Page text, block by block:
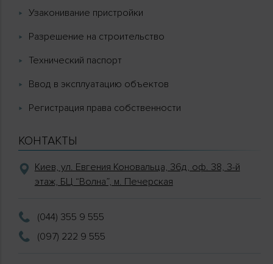
Узаконивание пристройки
Разрешение на строительство
Технический паспорт
Ввод в эксплуатацию объектов
Регистрация права собственности
КОНТАКТЫ
Киев, ул. Евгения Коновальца, 36д, оф. 38, 3-й
этаж, БЦ “Волна”, м. Печерская
(044) 355 9 555
(097) 222 9 555